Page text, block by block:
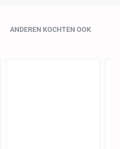
ANDEREN KOCHTEN OOK